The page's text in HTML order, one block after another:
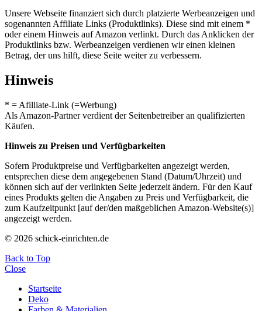
Unsere Webseite finanziert sich durch platzierte Werbeanzeigen und
sogenannten Affiliate Links (Produktlinks). Diese sind mit einem *
oder einem Hinweis auf Amazon verlinkt. Durch das Anklicken der
Produktlinks bzw. Werbeanzeigen verdienen wir einen kleinen
Betrag, der uns hilft, diese Seite weiter zu verbessern.
Hinweis
* = Afilliate-Link (=Werbung)
Als Amazon-Partner verdient der Seitenbetreiber an qualifizierten
Käufen.
Hinweis zu Preisen und Verfügbarkeiten
Sofern Produktpreise und Verfügbarkeiten angezeigt werden,
entsprechen diese dem angegebenen Stand (Datum/Uhrzeit) und
können sich auf der verlinkten Seite jederzeit ändern. Für den Kauf
eines Produkts gelten die Angaben zu Preis und Verfügbarkeit, die
zum Kaufzeitpunkt [auf der/den maßgeblichen Amazon-Website(s)]
angezeigt werden.
© 2026 schick-einrichten.de
Back to Top
Close
Startseite
Deko